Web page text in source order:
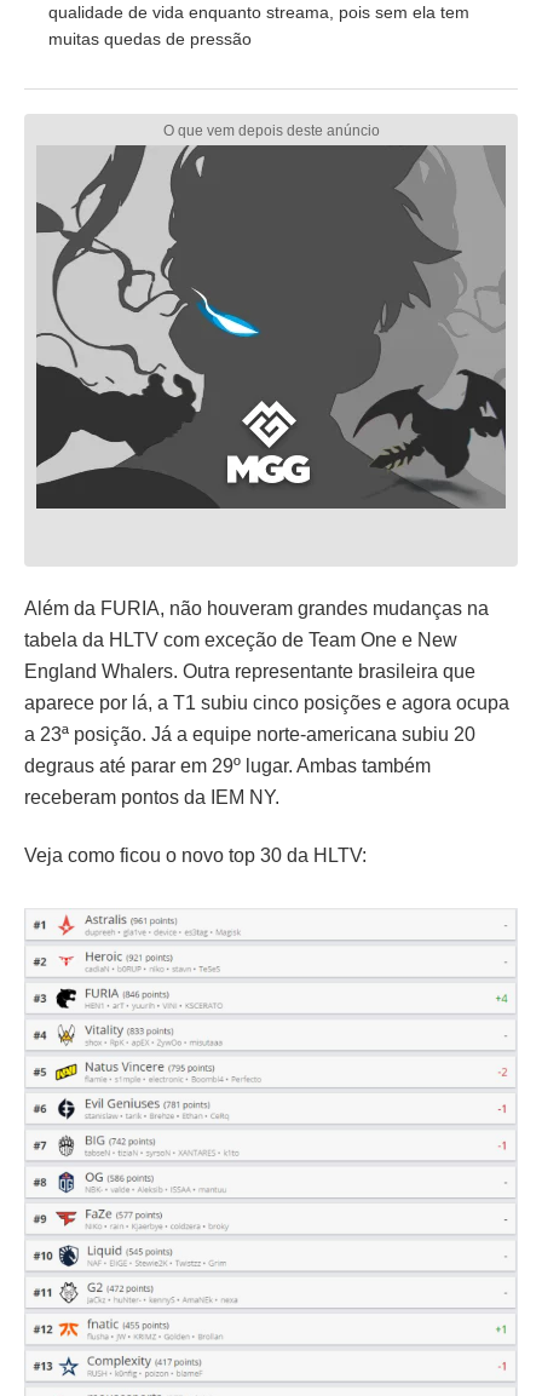
qualidade de vida enquanto streama, pois sem ela tem
muitas quedas de pressão
Além da FURIA, não houveram grandes mudanças na
tabela da HLTV com exceção de Team One e New
England Whalers. Outra representante brasileira que
aparece por lá, a T1 subiu cinco posições e agora ocupa
a 23ª posição. Já a equipe norte-americana subiu 20
degraus até parar em 29º lugar. Ambas também
receberam pontos da IEM NY.
Veja como ficou o novo top 30 da HLTV: